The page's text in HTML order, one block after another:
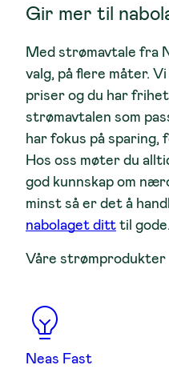
Gir mer til
Med strømavtale fra
valg, på flere måter.
priser og du har
strømavtalen som
har fokus på
Hos oss møter du
god kunnskap om
minst så er det å
nabolaget ditttil gode.
Våre strømprodukter
Neas Fast